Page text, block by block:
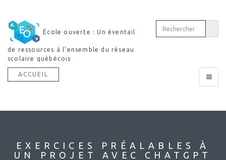
École ouverte : Un éventail
de ressources à l’ensemble du réseau
scolaire québécois
Toggle
ACCUEIL
EXERCICES PRÉALABLES À
UN PROJET AVEC CHATGPT